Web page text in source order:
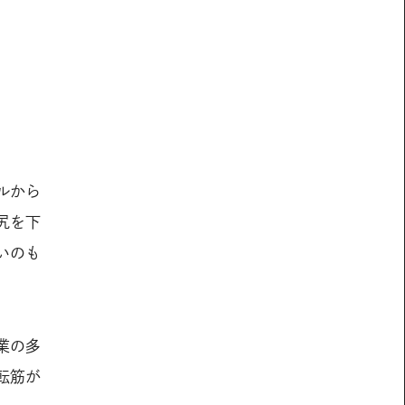
から
を下
のも
の多
筋が